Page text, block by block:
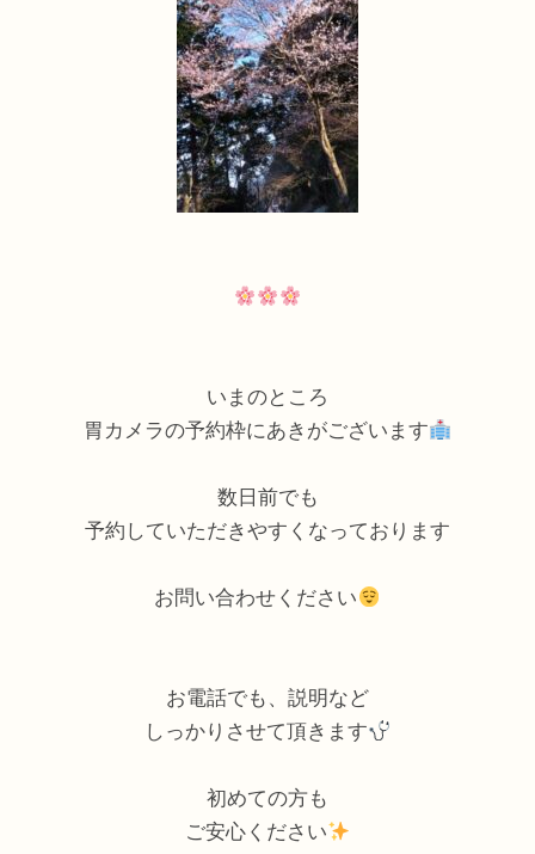
いまのところ
胃カメラの予約枠にあきがございます
数日前でも
予約していただきやすくなっております
お問い合わせください
お電話でも、説明など
しっかりさせて頂きます
初めての方も
ご安心ください